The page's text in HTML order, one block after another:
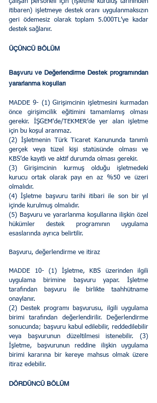
itibaren) işletmeye destek oranı uygulanmaksızın
geri ödemesiz olarak toplam 5.000TL’ye kadar
destek sağlanır.
ÜÇÜNCÜ BÖLÜM
Başvuru ve Değerlendirme Destek programından
yararlanma koşulları
MADDE 9- (1) Girişimcinin işletmesini kurmadan
önce girişimcilik eğitimini tamamlamış olması
gerekir. İŞGEM'de/TEKMER’de yer alan işletme
için bu koşul aranmaz.
(2) İşletmenin Türk Ticaret Kanununda tanımlı
gerçek veya tüzel kişi statüsünde olması ve
KBS’de kayıtlı ve aktif durumda olması gerekir.
(3) Girişimcinin kurmuş olduğu işletmedeki
kurucu ortak olarak payı en az %50 ve üzeri
olmalıdır.
(4) İşletme başvuru tarihi itibari ile son bir yıl
içinde kurulmuş olmalıdır.
(5) Başvuru ve yararlanma koşullarına ilişkin özel
hükümler destek programının uygulama
esaslarında ayrıca belirtilir.
Başvuru, değerlendirme ve itiraz
MADDE 10- (1) İşletme, KBS üzerinden ilgili
uygulama birimine başvuru yapar. İşletme
tarafından başvuru ile birlikte taahhütname
onaylanır.
(2) Destek programı başvurusu, ilgili uygulama
birimi tarafından değerlendirilir. Değerlendirme
sonucunda; başvuru kabul edilebilir, reddedilebilir
veya başvurunun düzeltilmesi istenebilir. (3)
İşletme, başvurunun reddine ilişkin uygulama
birimi kararına bir kereye mahsus olmak üzere
itiraz edebilir.
DÖRDÜNCÜ BÖLÜM